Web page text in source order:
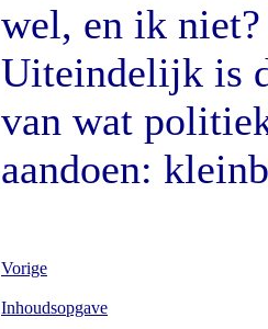
wel, en ik
Uiteindelijk is
van wat
aandoen:
Vorige
Inhoudsopgave